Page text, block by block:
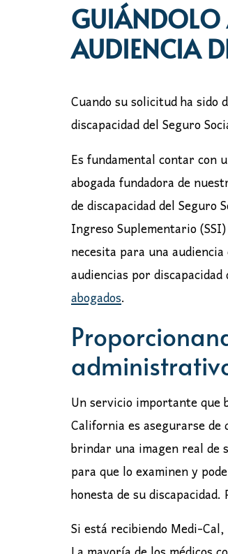
GUIÁNDOLO
AUDIENCIA
Cuando su solicitud ha sido
discapacidad del Seguro
Es fundamental contar con
abogada fundadora de
de discapacidad del Seguro
Ingreso Suplementario
necesita para una
audiencias por
abogados.
Un servicio importante que
California es asegurarse
brindar una imagen real de
para que lo examinen y
honesta de su
Si está recibiendo Medi-